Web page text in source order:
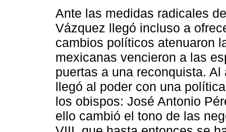
Ante las medidas radicales
Vázquez llegó incluso a
cambios políticos atenuaron
mexicanas vencieron a las
puertas a una reconquista.
llegó al poder con una
los obispos: José Antonio
ello cambió el tono de las